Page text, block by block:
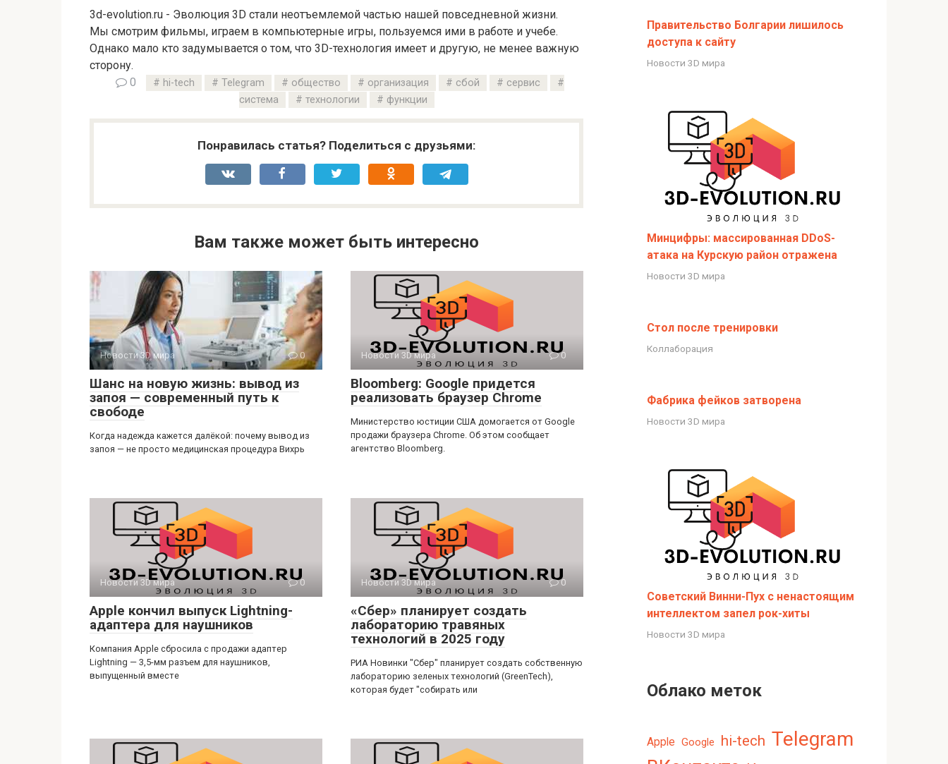
3d-evolution.ru - Эволюция 3D стали неотъемлемой частью нашей повседневной жизни.
Мы смотрим фильмы, играем в компьютерные игры, пользуемся ими в работе и учебе.
Однако мало кто задумывается о том, что 3D-технология имеет и другую, не менее важную
сторону.
0
hi-tech Telegram общество организация сбой
сервис
система
технологии функции
Понравилась статья? Поделиться с друзьями:
Вам также может быть интересно
Новости 3D мира 0
Шанс на новую жизнь: вывод из
запоя — современный путь к
свободе
Когда надежда кажется далёкой: почему вывод из
запоя — не просто медицинская процедура Вихрь
Новости 3D мира 0
Bloomberg: Google придется
реализовать браузер Chrome
Министерство юстиции США домогается от Google
продажи браузера Chrome. Об этом сообщает
агентство Bloomberg.
Новости 3D мира 0
Apple кончил выпуск Lightning-
адаптера для наушников
Компания Apple сбросила с продажи адаптер
Lightning — 3,5-мм разъем для наушников,
выпущенный вместе
Новости 3D мира 0
«Сбер» планирует создать
лабораторию травяных
технологий в 2025 году
РИА Новинки "Сбер" планирует создать собственную
лабораторию зеленых технологий (GreenTech),
которая будет "собирать или
Правительство Болгарии лишилось
доступа к сайту
Новости 3D мира
Минцифры: массированная DDoS-
атака на Курскую район отражена
Новости 3D мира
Стол после тренировки
Коллаборация
Фабрика фейков затворена
Новости 3D мира
Советский Винни-Пух с ненастоящим
интеллектом запел рок-хиты
Новости 3D мира
Облако меток
Apple Google hi-tech Telegram